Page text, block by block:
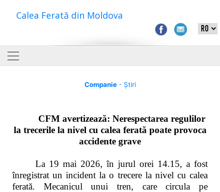
Calea Ferată din Moldova
Companie- Știri
CFM avertizează: Nerespectarea regulilor
la trecerile la nivel cu calea ferată poate provoca
accidente grave
La 19 mai 2026, în jurul orei 14.15, a fost
înregistrat un incident la o trecere la nivel cu calea
ferată. Mecanicul unui tren, care circula pe